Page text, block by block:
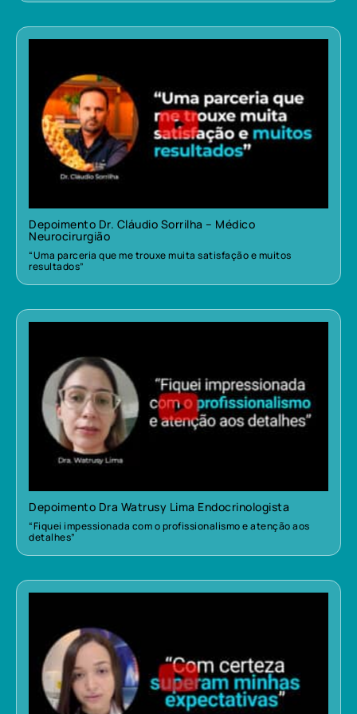
Depoimento Dr. Cláudio Sorrilha – Médico
Neurocirurgião
“Uma parceria que me trouxe muita satisfação e muitos
resultados”
Depoimento Dra Watrusy Lima Endocrinologista
“Fiquei impessionada com o profissionalismo e atenção aos
detalhes”